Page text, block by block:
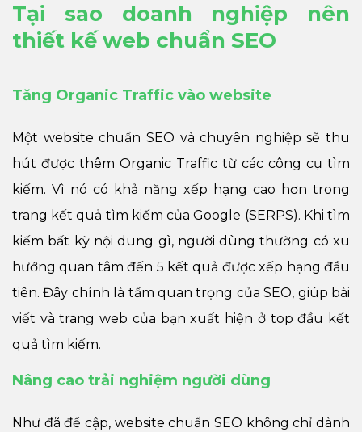
Tại sao doanh nghiệp nên
thiết kế web chuẩn SEO
Tăng Organic Traffic vào website
Một website chuẩn SEO và chuyên nghiệp sẽ thu
hút được thêm Organic Traffic từ các công cụ tìm
kiếm. Vì nó có khả năng xếp hạng cao hơn trong
trang kết quả tìm kiếm của Google (SERPS). Khi tìm
kiếm bất kỳ nội dung gì, người dùng thường có xu
hướng quan tâm đến 5 kết quả được xếp hạng đầu
tiên. Đây chính là tầm quan trọng của SEO, giúp bài
viết và trang web của bạn xuất hiện ở top đầu kết
quả tìm kiếm.
Nâng cao trải nghiệm người dùng
Như đã đề cập, website chuẩn SEO không chỉ dành